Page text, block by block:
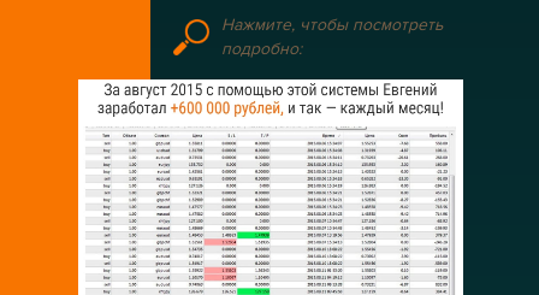
Нажмите, чтобы посмотреть
подробно: